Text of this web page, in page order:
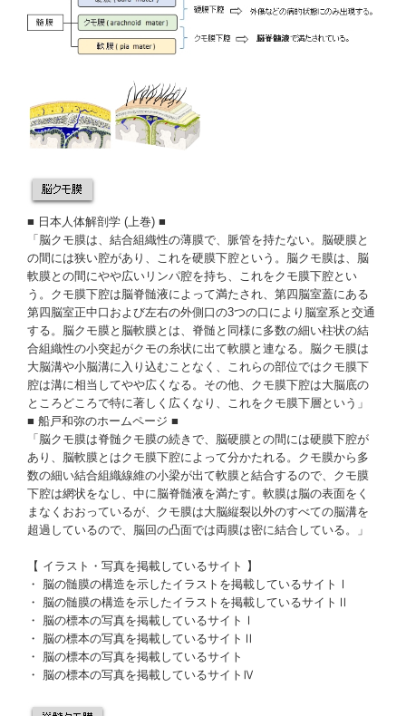
■ 日本人体解剖学 (上巻) ■
「脳クモ膜は、結合組織性の薄膜で、脈管を持たない。脳硬膜と
の間には狭い腔があり、これを硬膜下腔という。脳クモ膜は、脳
軟膜との間にやや広いリンパ腔を持ち、これをクモ膜下腔とい
う。クモ膜下腔は脳脊髄液によって満たされ、第四脳室蓋にある
第四脳室正中口および左右の外側口の3つの口により脳室系と交通
する。脳クモ膜と脳軟膜とは、脊髄と同様に多数の細い柱状の結
合組織性の小突起がクモの糸状に出て軟膜と連なる。脳クモ膜は
大脳溝や小脳溝に入り込むことなく、これらの部位ではクモ膜下
腔は溝に相当してやや広くなる。その他、クモ膜下腔は大脳底の
ところどころで特に著しく広くなり、これをクモ膜下層という」
■船戸和弥のホームページ■
「脳クモ膜は脊髄クモ膜の続きで、脳硬膜との間には硬膜下腔が
あり、脳軟膜とはクモ膜下腔によって分かたれる。クモ膜から多
数の細い結合組織線維の小梁が出て軟膜と結合するので、クモ膜
下腔は網状をなし、中に脳脊髄液を満たす。軟膜は脳の表面をく
まなくおおっているが、クモ膜は大脳縦裂以外のすべての脳溝を
超過しているので、脳回の凸面では両膜は密に結合している。」
【 イラスト・写真を掲載しているサイト 】
・
脳の髄膜の構造を示したイラストを掲載しているサイトⅠ
・
脳の髄膜の構造を示したイラストを掲載しているサイトⅡ
・
脳の標本の写真を掲載しているサイトⅠ
・
脳の標本の写真を掲載しているサイトⅡ
・
脳の標本の写真を掲載しているサイト
・
脳の標本の写真を掲載しているサイトⅣ